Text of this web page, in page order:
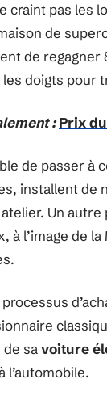
craint pas les
de
de regagner
doigts pour
: Prix
de passer à
installent de
Un
à l’image de
de savoiture
l’automobile.